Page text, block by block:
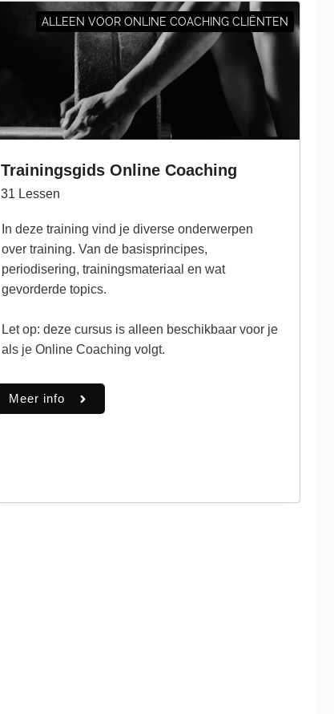
ALLEEN VOOR ONLINE COACHING CLIËNTEN
Trainingsgids Online Coaching
31 Lessen
In deze training vind je diverse onderwerpen
over training. Van de basisprincipes,
periodisering, trainingsmateriaal en wat
gevorderde topics.
Let op: deze cursus is alleen beschikbaar voor je
als je Online Coaching volgt.
Meer info